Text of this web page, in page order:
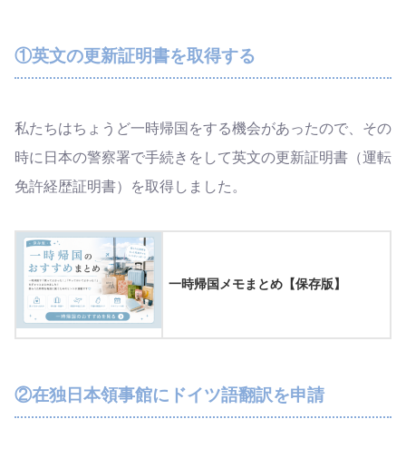
①英文の更新証明書を取得する
私たちはちょうど一時帰国をする機会があったので、その
時に日本の警察署で手続きをして英文の更新証明書（運転
免許経歴証明書）を取得しました。
一時帰国メモまとめ【保存版】
②在独日本領事館にドイツ語翻訳を申請